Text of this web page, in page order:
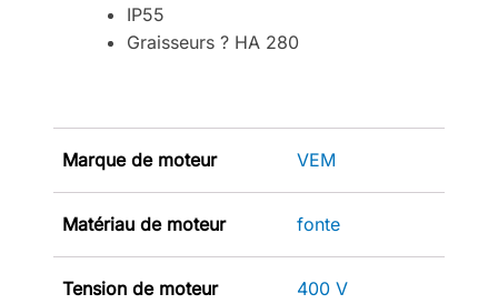
IP55
Graisseurs ? HA 280
Marque de moteur VEM
Matériau de moteur fonte
Tension de moteur 400 V